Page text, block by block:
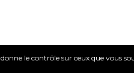
donne le contrôle sur ceux que vous